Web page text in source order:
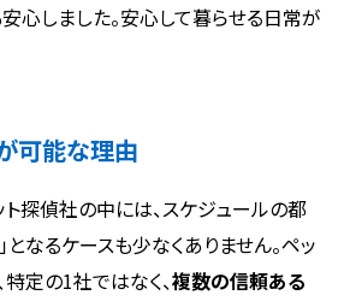
心しました。安心して暮らせる日常が
可能な理由
探偵社の中には、スケジュールの都
となるケースも少なくありません。ペッ
特定の1社ではなく、複数の信頼ある